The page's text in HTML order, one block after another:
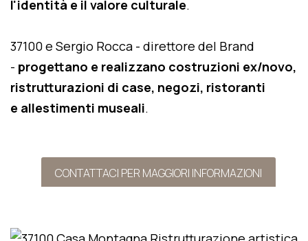
l'identità e il valore culturale.
37100 e Sergio Rocca - direttore del Brand
- progettano e realizzano costruzioni ex/novo,
ristrutturazioni di case, negozi, ristoranti
e allestimenti museali.
CONTATTACI PER MAGGIORI INFORMAZIONI